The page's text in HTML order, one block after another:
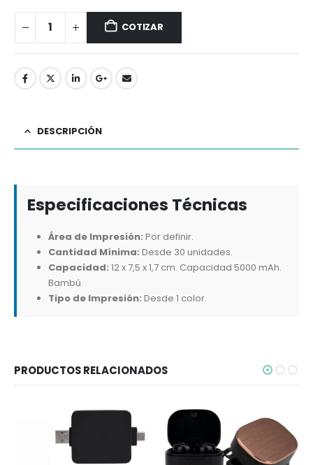
COTIZAR
DESCRIPCIÓN
Especificaciones Técnicas
Área de Impresión: Por definir.
Cantidad Mínima: Desde 30 unidades.
Capacidad: 12 x 7,5 x 1,7 cm. Capacidad 5000 mAh.
Bambú.
Tipo de Impresión: Desde 1 color.
PRODUCTOS RELACIONADOS